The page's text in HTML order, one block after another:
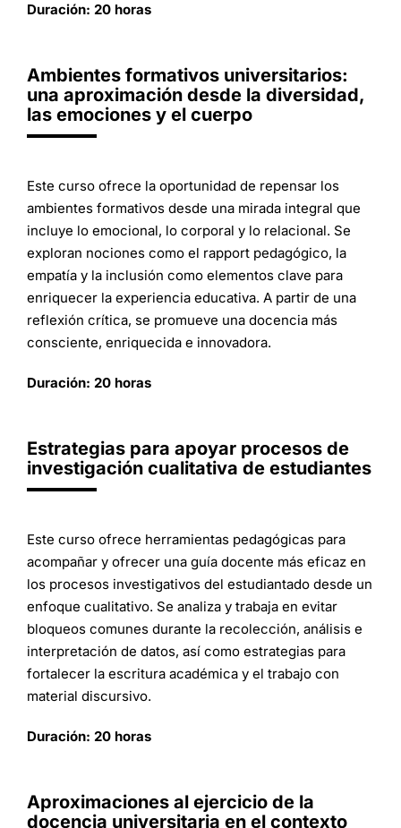
Duración: 20 horas
Ambientes formativos universitarios:
una aproximación desde la diversidad,
las emociones y el cuerpo
Este curso ofrece la oportunidad de repensar los
ambientes formativos desde una mirada integral que
incluye lo emocional, lo corporal y lo relacional. Se
exploran nociones como el rapport pedagógico, la
empatía y la inclusión como elementos clave para
enriquecer la experiencia educativa. A partir de una
reflexión crítica, se promueve una docencia más
consciente, enriquecida e innovadora.
Duración: 20 horas
Estrategias para apoyar procesos de
investigación cualitativa de estudiantes
Este curso ofrece herramientas pedagógicas para
acompañar y ofrecer una guía docente más eficaz en
los procesos investigativos del estudiantado desde un
enfoque cualitativo. Se analiza y trabaja en evitar
bloqueos comunes durante la recolección, análisis e
interpretación de datos, así como estrategias para
fortalecer la escritura académica y el trabajo con
material discursivo.
Duración: 20 horas
Aproximaciones al ejercicio de la
docencia universitaria en el contexto